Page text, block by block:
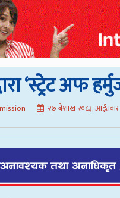
‘स्ट्रेट अफ
२७ बैशाख २०८३,